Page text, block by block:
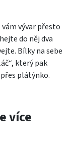
vám vývar přesto
do něj dva
Bílky na sebe
který pak
plátýnko.
více